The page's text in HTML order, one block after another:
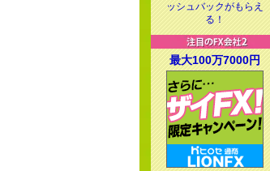
ッシュバックがもらえ
る！
最大100万7000円